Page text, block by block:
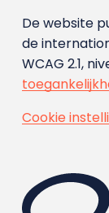
De website
de
WCAG 2.1,
Cookie